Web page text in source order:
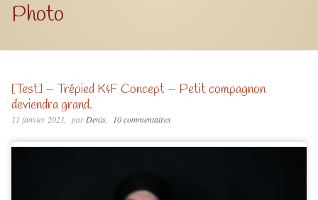
Photo
[Test] – Trépied K&F Concept – Petit compagnon
deviendra grand.
11 janvier 2021 parDenis 10 commentaires